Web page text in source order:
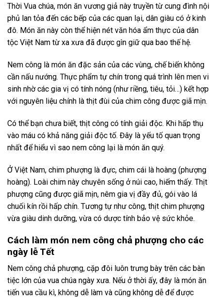
Thời Vua chúa, món ăn vương giả này truyền từ cung đình nội
phủ lan tỏa đến các bếp của các quan lại, dân giàu có ở kinh
đô. Món ăn này còn thể hiện nét văn hóa ẩm thực của dân
tộc Việt Nam từ xa xưa đã được gìn giữ qua bao thế hệ.
Nem công là món ăn đặc sản của các vùng, chế biến không
cần nấu nướng. Thực phẩm tự chín trong quá trình lên men vi
sinh nhờ các gia vị có tính nóng (như riềng, tiêu, tỏi…) kết hợp
với nguyên liệu chính là thịt đùi của chim công được giã mịn.
Có thể bạn chưa biết, thịt công có tính giải độc. Khi hấp thụ
vào máu có khả năng giải độc tố. Đây là yếu tố quan trọng
nhất để hiểu vì sao nem công lại là món ăn quý.
Ở Việt Nam, chim phượng là đực, chim cái là hoàng (phượng
hoàng). Loài chim này chuyên sống ở núi cao, hiếm thấy. Thịt
phượng cũng được giã mịn, nêm gia vị đầy đủ, gói vào lá
chuối kín rồi hấp chín. Tương tự như công, thịt chim phượng
vừa giàu dinh dưỡng, vừa có dược tính bảo vệ sức khỏe.
Cách làm món nem công chả phượng cho các
ngày lễ Tết
Nem công chả phượng, cặp đôi luôn trưng bày trên các bàn
tiệc lớn của vua chúa ngày xưa. Nếu ở thời ấy, đây là món ăn
tiến vua cầu kì, không dễ làm và cũng không dễ để được